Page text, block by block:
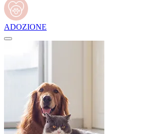
ADOZIONE